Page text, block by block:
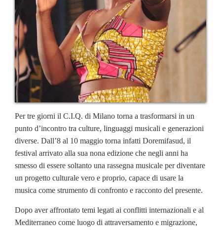
Per tre giorni il C.I.Q. di Milano torna a trasformarsi in un
punto d’incontro tra culture, linguaggi musicali e generazioni
diverse. Dall’8 al 10 maggio torna infatti Doremifasud, il
festival arrivato alla sua nona edizione che negli anni ha
smesso di essere soltanto una rassegna musicale per diventare
un progetto culturale vero e proprio, capace di usare la
musica come strumento di confronto e racconto del presente.
Dopo aver affrontato temi legati ai conflitti internazionali e al
Mediterraneo come luogo di attraversamento e migrazione,